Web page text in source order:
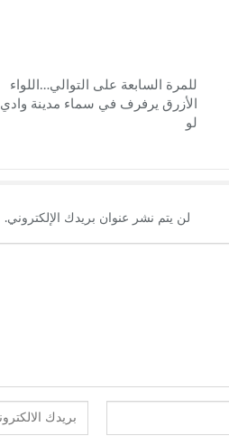
للمرة السابعة على التوالي…اللواء
الأزرق يرفرف في سماء مدينة وادي
لو
لن يتم نشر عنوان بريدك الإلكتروني.